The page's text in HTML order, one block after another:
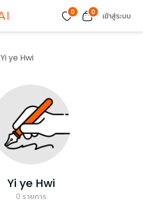
0 0 เข้าสู่ระบบ
Yi ye Hwi
Yi ye Hwi
0 รายการ